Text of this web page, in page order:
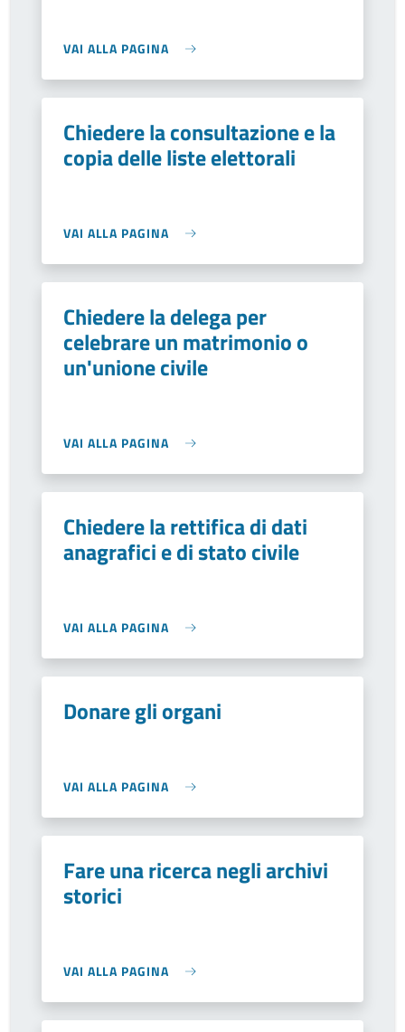
VAI ALLA PAGINA
Chiedere la consultazione e la
copia delle liste elettorali
VAI ALLA PAGINA
Chiedere la delega per
celebrare un matrimonio o
un'unione civile
VAI ALLA PAGINA
Chiedere la rettifica di dati
anagrafici e di stato civile
VAI ALLA PAGINA
Donare gli organi
VAI ALLA PAGINA
Fare una ricerca negli archivi
storici
VAI ALLA PAGINA